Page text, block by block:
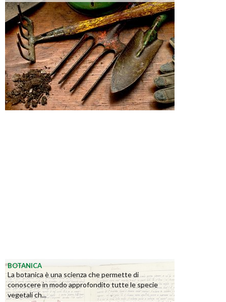
BOTANICA
La botanica è una scienza che permette di
conoscere in modo approfondito tutte le specie
vegetali ch...